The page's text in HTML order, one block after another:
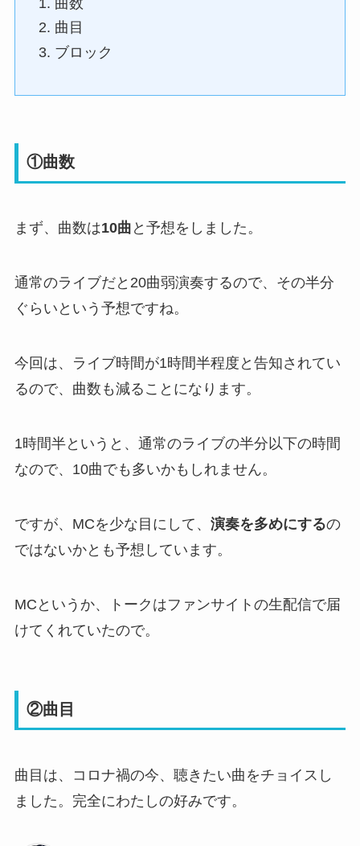
曲目
ブロック
①曲数
まず、曲数は10曲 と予想をしました。
通常のライブだと20曲弱演奏するので、その半分
ぐらいという予想ですね。
今回は、ライブ時間が1時間半程度と告知されてい
るので、曲数も減ることになります。
1時間半というと、通常のライブの半分以下の時間
なので、10曲でも多いかもしれません。
ですが、MCを少な目にして、 演奏を多めにするの
ではないかとも予想しています。
MCというか、トークはファンサイトの生配信で届
けてくれていたので。
②曲目
曲目は、コロナ禍の今、聴きたい曲をチョイスし
ました。完全にわたしの好みです。